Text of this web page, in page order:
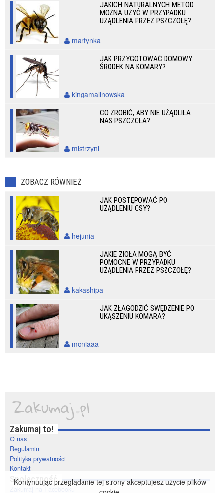
JAKICH NATURALNYCH METOD
MOŻNA UŻYĆ W PRZYPADKU
UŻĄDLENIA PRZEZ PSZCZOŁĘ?
martynka
JAK PRZYGOTOWAĆ DOMOWY
ŚRODEK NA KOMARY?
kingamalinowska
CO ZROBIĆ, ABY NIE UŻĄDLIŁA
NAS PSZCZOŁA?
mistrzyni
ZOBACZ RÓWNIEŻ
JAK POSTĘPOWAĆ PO
UŻĄDLENIU OSY?
hejunia
JAKIE ZIOŁA MOGĄ BYĆ
POMOCNE W PRZYPADKU
UŻĄDLENIA PRZEZ PSZCZOŁĘ?
kakashipa
JAK ZŁAGODZIĆ SWĘDZENIE PO
UKĄSZENIU KOMARA?
moniaaa
Zakumaj to!
O nas
Regulamin
Polityka prywatności
Kontakt
Społeczność
Zakumaj na Facebooku
Kontynuując przeglądanie tej strony akceptujesz użycie plików